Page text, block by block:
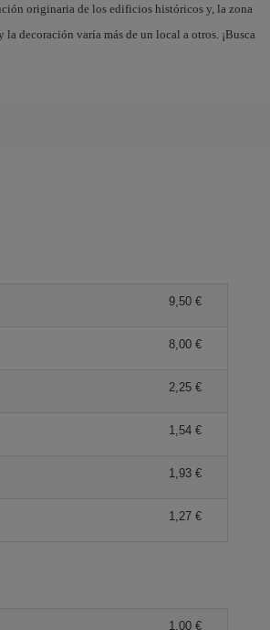
originaria de los edificios históricos y, la zona
decoración varía más de un local a otros. ¡Busca
9,50 €
8,00 €
2,25 €
1,54 €
1,93 €
1,27 €
1,00 €